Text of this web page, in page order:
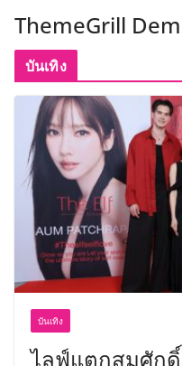
3 ปี
ไทยสู่มาตร
Green
BEDO เดิน
“BIO
ระดับผลิต
พาณิชย์อย่
ThemeGrill
บันเทิง
บันเทิง
ไลฟ์แตกสมศัก